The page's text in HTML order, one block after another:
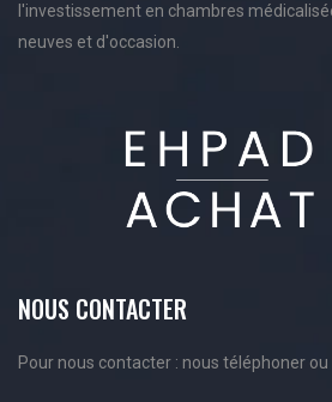
l'investissement en chambres
neuves et d'occasion.
NOUS CONTACTER
Pour nous contacter : nous téléphoner ou